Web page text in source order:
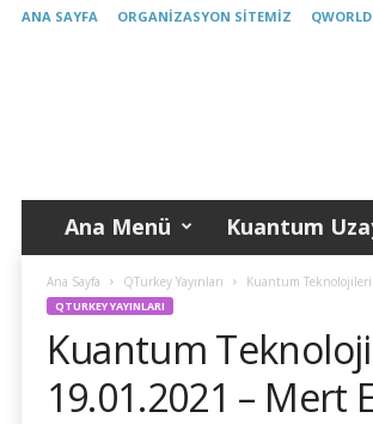
ANA SAYFA ORGANIZASYON SITEMIZ QWORLD
m
ü
Ana Menü Kuantum
Ana Sayfa QTurkey Yayınları Kuantum
QTURKEY YAYINLARI
Kuantum
19.01.2021 – Mert